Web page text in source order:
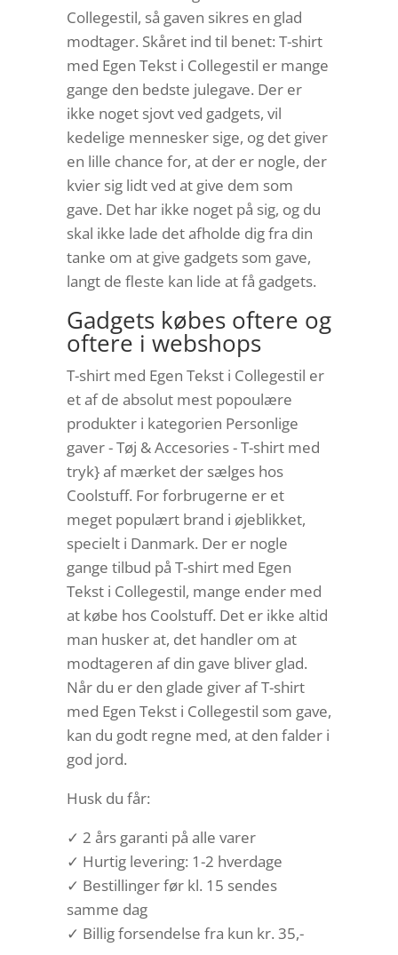
Collegestil, så gaven sikres en glad
modtager. Skåret ind til benet: T-shirt
med Egen Tekst i Collegestil er mange
gange den bedste julegave. Der er
ikke noget sjovt ved gadgets, vil
kedelige mennesker sige, og det giver
en lille chance for, at der er nogle, der
kvier sig lidt ved at give dem som
gave. Det har ikke noget på sig, og du
skal ikke lade det afholde dig fra din
tanke om at give gadgets som gave,
langt de fleste kan lide at få gadgets.
Gadgets købes oftere og
oftere i webshops
T-shirt med Egen Tekst i Collegestil er
et af de absolut mest popoulære
produkter i kategorien Personlige
gaver - Tøj & Accesories - T-shirt med
tryk} af mærket der sælges hos
Coolstuff. For forbrugerne er et
meget populært brand i øjeblikket,
specielt i Danmark. Der er nogle
gange tilbud på T-shirt med Egen
Tekst i Collegestil, mange ender med
at købe hos Coolstuff. Det er ikke altid
man husker at, det handler om at
modtageren af din gave bliver glad.
Når du er den glade giver af T-shirt
med Egen Tekst i Collegestil som gave,
kan du godt regne med, at den falder i
god jord.
Husk du får:
✓ 2 års garanti på alle varer
✓ Hurtig levering: 1-2 hverdage
✓ Bestillinger før kl. 15 sendes
samme dag
✓ Billig forsendelse fra kun kr. 35,-